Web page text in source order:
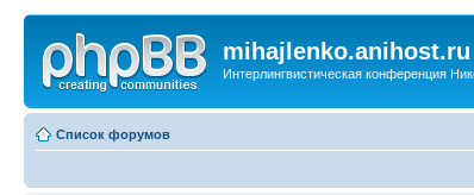
mihajlenko.anihost.ru
Интерлингвистическая конференция
Список форумов